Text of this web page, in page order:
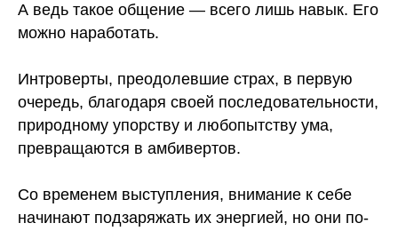
А ведь такое общение — всего лишь навык. Его
можно наработать.
Интроверты, преодолевшие страх, в первую
очередь, благодаря своей последовательности,
природному упорству и любопытству ума,
превращаются в амбивертов.
Со временем выступления, внимание к себе
начинают подзаряжать их энергией, но они по-